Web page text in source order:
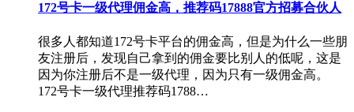
172号卡一级代理佣金高，推荐码17888官方招募合伙人
很多人都知道172号卡平台的佣金高，但是为什么一些朋
友注册后，发现自己拿到的佣金要比别人的低呢，这是
因为你注册后不是一级代理，因为只有一级佣金高。
172号卡一级代理推荐码1788…